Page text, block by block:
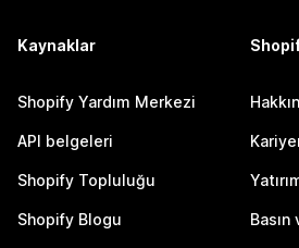
Kaynaklar
Shopify Yardım Merkezi
API belgeleri
Shopify Topluluğu
Shopify Blogu